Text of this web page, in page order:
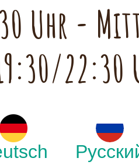
Uhr -
22:30